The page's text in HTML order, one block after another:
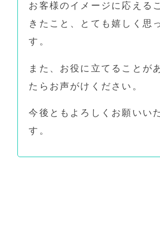
お客様のイメージに応える
きたこと、とても嬉しく思
す。
また、お役に立てることが
たらお声がけください。
今後ともよろしくお願いい
す。